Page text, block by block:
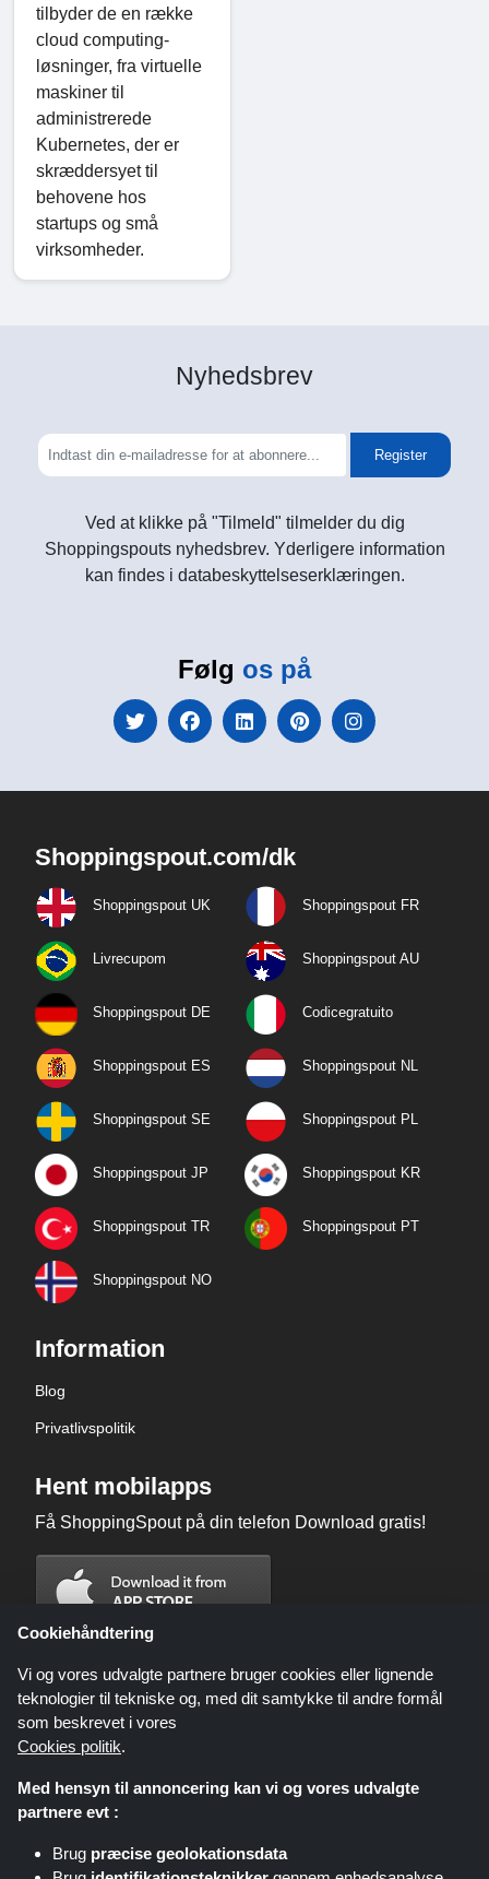
tilbyder de en række
cloud computing-
løsninger, fra virtuelle
maskiner til
administrerede
Kubernetes, der er
skræddersyet til
behovene hos
startups og små
virksomheder.
Nyhedsbrev
Register
Ved at klikke på "Tilmeld" tilmelder du dig
Shoppingspouts nyhedsbrev. Yderligere information
kan findes i databeskyttelseserklæringen.
Følg os på
Shoppingspout.com/dk
Shoppingspout UK Shoppingspout FR
Livrecupom Shoppingspout AU
Shoppingspout DE Codicegratuito
Shoppingspout ES Shoppingspout NL
Shoppingspout SE Shoppingspout PL
Shoppingspout JP Shoppingspout KR
Shoppingspout TR Shoppingspout PT
Shoppingspout NO
Information
Blog
Privatlivspolitik
Hent mobilapps
Få ShoppingSpout på din telefon Download gratis!
Shoppingspout.com/dk eller dets personale er ikke involveret, når du
foretager et køb via disse links, Shoppingspout.com/dk optjener kun
Cookiehåndtering
Vi og vores udvalgte partnere bruger cookies eller lignende
teknologier til tekniske og, med dit samtykke til andre formål
som beskrevet i vores
Cookies politik.
Med hensyn til annoncering kan vi og vores udvalgte
partnere evt :
Brug præcise geolokationsdata